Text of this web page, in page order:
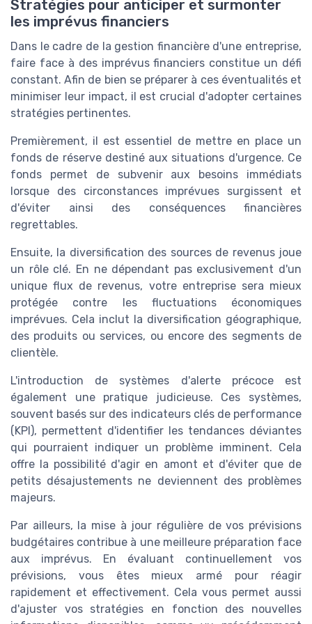
Stratégies pour anticiper et surmonter
les imprévus financiers
Dans le cadre de la gestion financière d'une entreprise,
faire face à des imprévus financiers constitue un défi
constant. Afin de bien se préparer à ces éventualités et
minimiser leur impact, il est crucial d'adopter certaines
stratégies pertinentes.
Premièrement, il est essentiel de mettre en place un
fonds de réserve destiné aux situations d'urgence. Ce
fonds permet de subvenir aux besoins immédiats
lorsque des circonstances imprévues surgissent et
d'éviter ainsi des conséquences financières
regrettables.
Ensuite, la diversification des sources de revenus joue
un rôle clé. En ne dépendant pas exclusivement d'un
unique flux de revenus, votre entreprise sera mieux
protégée contre les fluctuations économiques
imprévues. Cela inclut la diversification géographique,
des produits ou services, ou encore des segments de
clientèle.
L'introduction de systèmes d'alerte précoce est
également une pratique judicieuse. Ces systèmes,
souvent basés sur des indicateurs clés de performance
(KPI), permettent d'identifier les tendances déviantes
qui pourraient indiquer un problème imminent. Cela
offre la possibilité d'agir en amont et d'éviter que de
petits désajustements ne deviennent des problèmes
majeurs.
Par ailleurs, la mise à jour régulière de vos prévisions
budgétaires contribue à une meilleure préparation face
aux imprévus. En évaluant continuellement vos
prévisions, vous êtes mieux armé pour réagir
rapidement et effectivement. Cela vous permet aussi
d'ajuster vos stratégies en fonction des nouvelles